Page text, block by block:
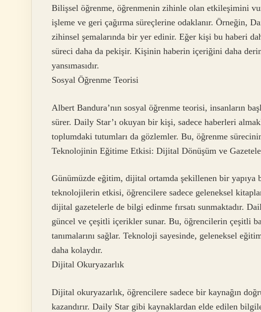
Bilişsel öğrenme, öğrenmenin zihinle olan etkileşimini
işleme ve geri çağırma süreçlerine odaklanır. Örneğin,
zihinsel şemalarında bir yer edinir. Eğer kişi bu haberi
süreci daha da pekişir. Kişinin haberin içeriğini daha
yansımasıdır.
Sosyal Öğrenme Teorisi
Albert Bandura’nın sosyal öğrenme teorisi, insanların
sürer. Daily Star’ı okuyan bir kişi, sadece haberleri
toplumdaki tutumları da gözlemler. Bu, öğrenme
Teknolojinin Eğitime Etkisi: Dijital Dönüşüm ve
Günümüzde eğitim, dijital ortamda şekillenen bir
teknolojilerin etkisi, öğrencilere sadece geleneksel
dijital gazetelerle de bilgi edinme fırsatı sunmaktadır.
güncel ve çeşitli içerikler sunar. Bu, öğrencilerin çeşitli
tanımalarını sağlar. Teknoloji sayesinde, geleneksel
daha kolaydır.
Dijital Okuryazarlık
Dijital okuryazarlık, öğrencilere sadece bir kaynağın
kazandırır. Daily Star gibi kaynaklardan elde edilen